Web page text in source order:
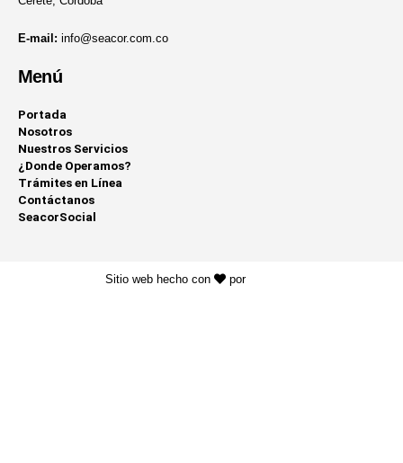
E-mail: info@seacor.com.co
Menú
Portada
Nosotros
Nuestros Servicios
¿Donde Operamos?
Trámites en Línea
Contáctanos
SeacorSocial
Sitio web hecho con por